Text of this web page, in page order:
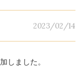
2023/02/14
しました。